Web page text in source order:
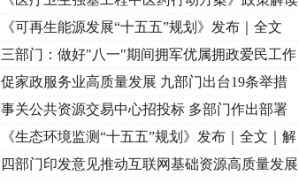
《可再生能源发展“十五五”规划》发布｜全文
三部门：做好"八一"期间拥军优属拥政爱民工作
促家政服务业高质量发展 九部门出台19条举措
事关公共资源交易中心招投标 多部门作出部署
《生态环境监测“十五五”规划》发布｜全文｜解
读
四部门印发意见推动互联网基础资源高质量发展